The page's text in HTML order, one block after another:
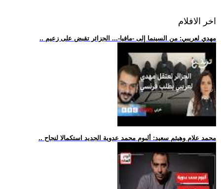
اخر الافلام
.. مهدي لعريبي: من السينما إلى -مافيا-... الجزائر تقبض على زعيم
.. محمد علام وهيثم سعيد: ألبوم محمد عدوية الجديد استكمالا لنجاح